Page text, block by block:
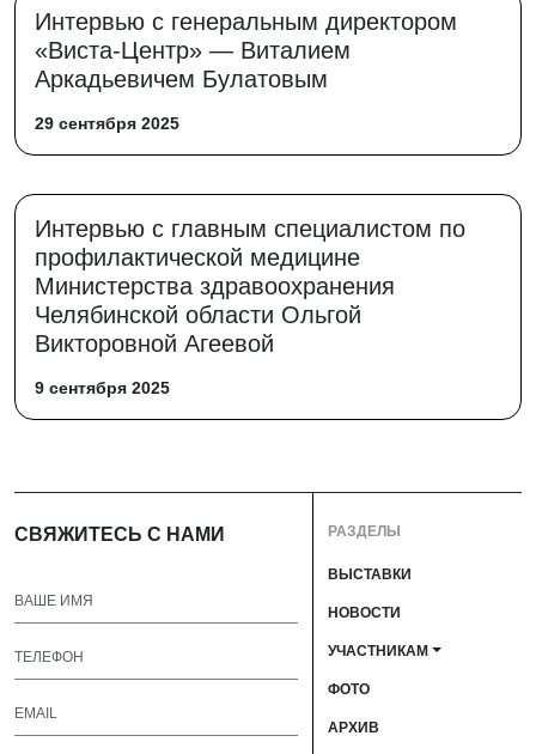
Интервью с генеральным директором
«Виста-Центр» — Виталием
Аркадьевичем Булатовым
29 сентября 2025
Интервью с главным специалистом по
профилактической медицине
Министерства здравоохранения
Челябинской области Ольгой
Викторовной Агеевой
9 сентября 2025
СВЯЖИТЕСЬ С НАМИ РАЗДЕЛЫ
ВЫСТАВКИ
НОВОСТИ
УЧАСТНИКАМ
ФОТО
АРХИВ